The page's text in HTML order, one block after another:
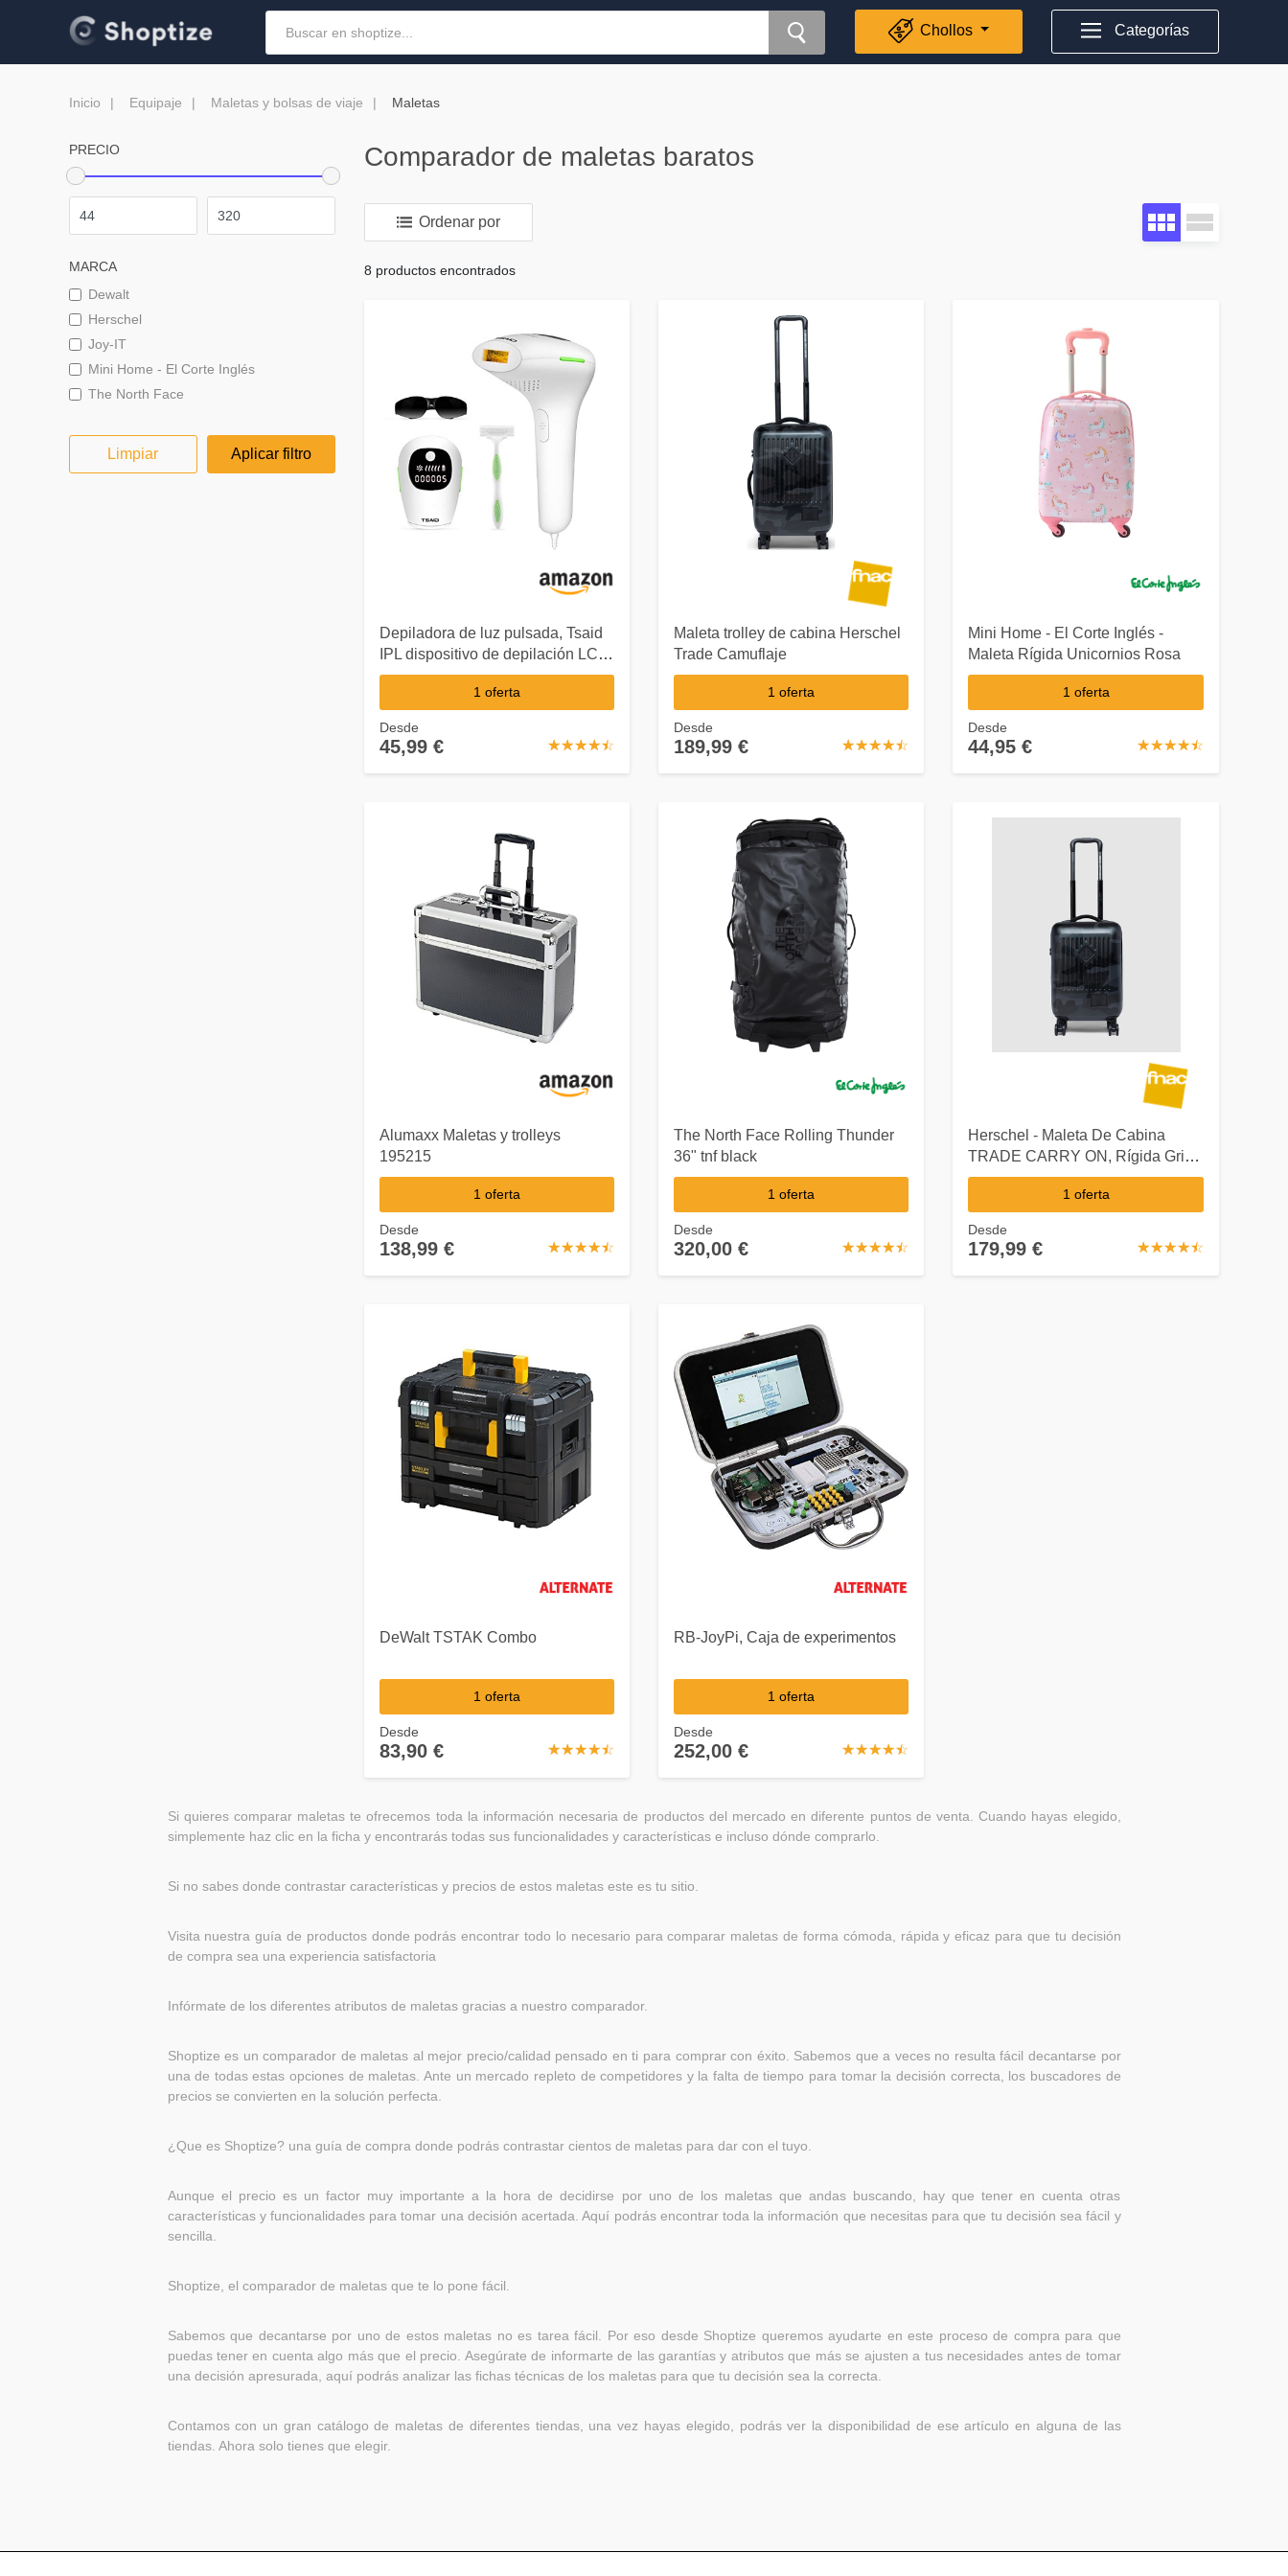
Chollos Categorías
Inicio Equipaje Maletas y bolsas de viaje Maletas
PRECIO
MARCA
Dewalt
Herschel
Joy-IT
Mini Home - El Corte Inglés
The North Face
Limpiar Aplicar filtro
Comparador de maletas baratos
Ordenar por
8 productos encontrados
Depiladora de luz pulsada, Tsaid
IPL dispositivo de depilación LCD
– 500.000 pulsaciones
permanentes del cuerpo,
depilación d
1 oferta
☆☆☆☆☆
★★★★★
Desde
45,99 €
Maleta trolley de cabina Herschel
Trade Camuflaje
1 oferta
☆☆☆☆☆
★★★★★
Desde
189,99 €
Mini Home - El Corte Inglés -
Maleta Rígida Unicornios Rosa
1 oferta
☆☆☆☆☆
★★★★★
Desde
44,95 €
Alumaxx Maletas y trolleys
195215
1 oferta
☆☆☆☆☆
★★★★★
Desde
138,99 €
The North Face Rolling Thunder
36" tnf black
1 oferta
☆☆☆☆☆
★★★★★
Desde
320,00 €
Herschel - Maleta De Cabina
TRADE CARRY ON, Rígida Gris
Camuflaje, Con Capacidad 35 L
1 oferta
☆☆☆☆☆
★★★★★
Desde
179,99 €
DeWalt TSTAK Combo
1 oferta
☆☆☆☆☆
★★★★★
Desde
83,90 €
RB-JoyPi, Caja de experimentos
1 oferta
☆☆☆☆☆
★★★★★
Desde
252,00 €
Si quieres comparar maletas te ofrecemos toda la información necesaria de productos del mercado en diferente puntos de venta. Cuando hayas elegido,
simplemente haz clic en la ficha y encontrarás todas sus funcionalidades y características e incluso dónde comprarlo.
Si no sabes donde contrastar características y precios de estos maletas este es tu sitio.
Visita nuestra guía de productos donde podrás encontrar todo lo necesario para comparar maletas de forma cómoda, rápida y eficaz para que tu decisión
de compra sea una experiencia satisfactoria
Infórmate de los diferentes atributos de maletas gracias a nuestro comparador.
Shoptize es un comparador de maletas al mejor precio/calidad pensado en ti para comprar con éxito. Sabemos que a veces no resulta fácil decantarse por
una de todas estas opciones de maletas. Ante un mercado repleto de competidores y la falta de tiempo para tomar la decisión correcta, los buscadores de
precios se convierten en la solución perfecta.
¿Que es Shoptize? una guía de compra donde podrás contrastar cientos de maletas para dar con el tuyo.
Aunque el precio es un factor muy importante a la hora de decidirse por uno de los maletas que andas buscando, hay que tener en cuenta otras
características y funcionalidades para tomar una decisión acertada. Aquí podrás encontrar toda la información que necesitas para que tu decisión sea fácil y
sencilla.
Shoptize, el comparador de maletas que te lo pone fácil.
Sabemos que decantarse por uno de estos maletas no es tarea fácil. Por eso desde Shoptize queremos ayudarte en este proceso de compra para que
puedas tener en cuenta algo más que el precio. Asegúrate de informarte de las garantías y atributos que más se ajusten a tus necesidades antes de tomar
una decisión apresurada, aquí podrás analizar las fichas técnicas de los maletas para que tu decisión sea la correcta.
Contamos con un gran catálogo de maletas de diferentes tiendas, una vez hayas elegido, podrás ver la disponibilidad de ese artículo en alguna de las
tiendas. Ahora solo tienes que elegir.